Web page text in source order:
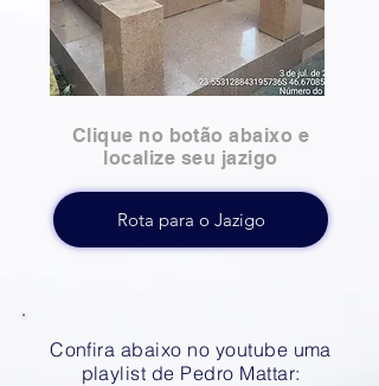
Clique no botão abaixo e
localize seu jazigo
Rota para o Jazigo
Confira abaixo no youtube uma
playlist de Pedro Mattar: